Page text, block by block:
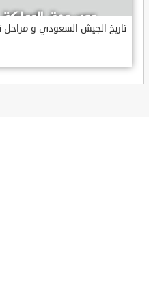
تاريخ الجيش السعودي و مراحل